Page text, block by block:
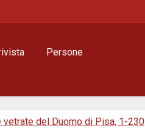
Persone
vetrate del Duomo di Pisa, 1-230